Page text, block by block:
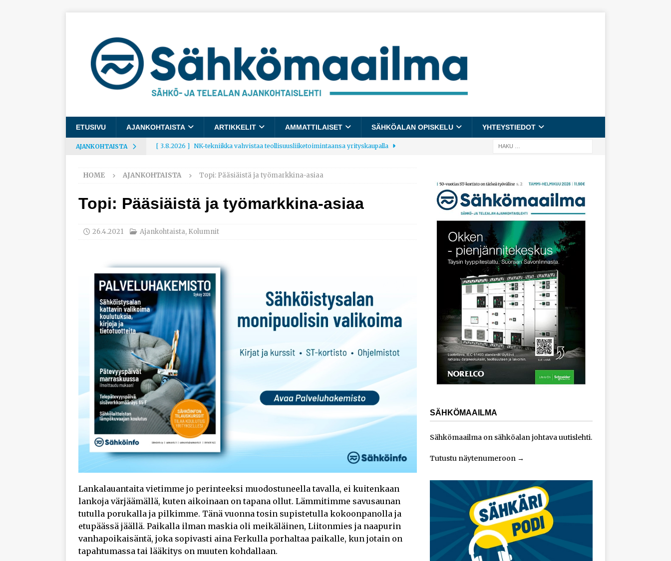
ETUSIVU AJANKOHTAISTA ARTIKKELIT AMMATTILAISET SÄHKÖALAN OPISKELU YHTEYSTIEDOT
AJANKOHTAISTA [ 3.8.2026 ] NK-tekniikka vahvistaa teollisuusliiketoimintaansa yrityskaupalla
[ 3.8.2026 ] Rakennusalalle tulee käyttöön yhteinen kestävyysraportointimalli
AJANKOHTAISTA
Työelämägallup: Pienet työpaikat saavat parhaat arvosanat
työhyvinvoinnista
[ 29.7.2026 ] Loviisan ydinvoimalaitoksen vuosihuolto sisältää useita
modernisointihankkeita
[ 6.8.2026 ] Enersense toimittaa sähköaseman Kouvolan datakeskukseen
AJANKOHTAISTA
HOME AJANKOHTAISTA Topi: Pääsiäistä ja työmarkkina-asiaa
Topi: Pääsiäistä ja työmarkkina-asiaa
26.4.2021 Ajankohtaista, Kolumnit
Lankalauantaita vietimme jo perinteeksi muodostuneella tavalla, ei kuitenkaan
lankoja värjäämällä, kuten aikoinaan on tapana ollut. Lämmitimme savusaunan
tutulla porukalla ja pilkimme. Tänä vuonna tosin supistetulla kokoonpanolla ja
etupäässä jäällä. Paikalla ilman maskia oli meikäläinen, Liitonmies ja naapurin
vanhapoikaisäntä, joka sopivasti aina Ferkulla porhaltaa paikalle, kun jotain on
tapahtumassa tai lääkitys on muuten kohdallaan.
SÄHKÖMAAILMA
Sähkömaailma on sähköalan johtava uutislehti.
Tutustu näytenumeroon→